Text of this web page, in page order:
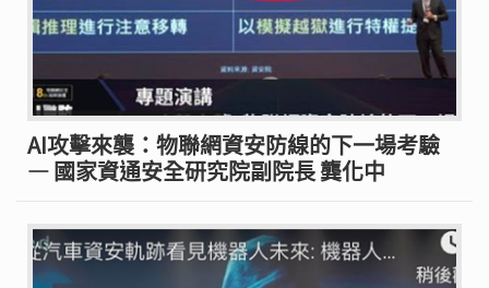
AI攻擊來襲：物聯網資安防線的下一場考驗
— 國家資通安全研究院副院長 龔化中